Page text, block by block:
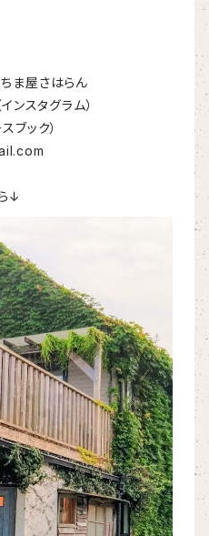
ま屋さはらん
スタグラム）
ブック）
↓